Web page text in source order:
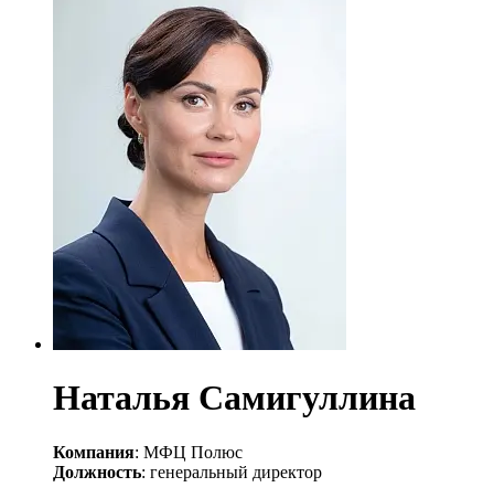
Наталья Самигуллина
Компания: МФЦ Полюс
Должность: генеральный директор